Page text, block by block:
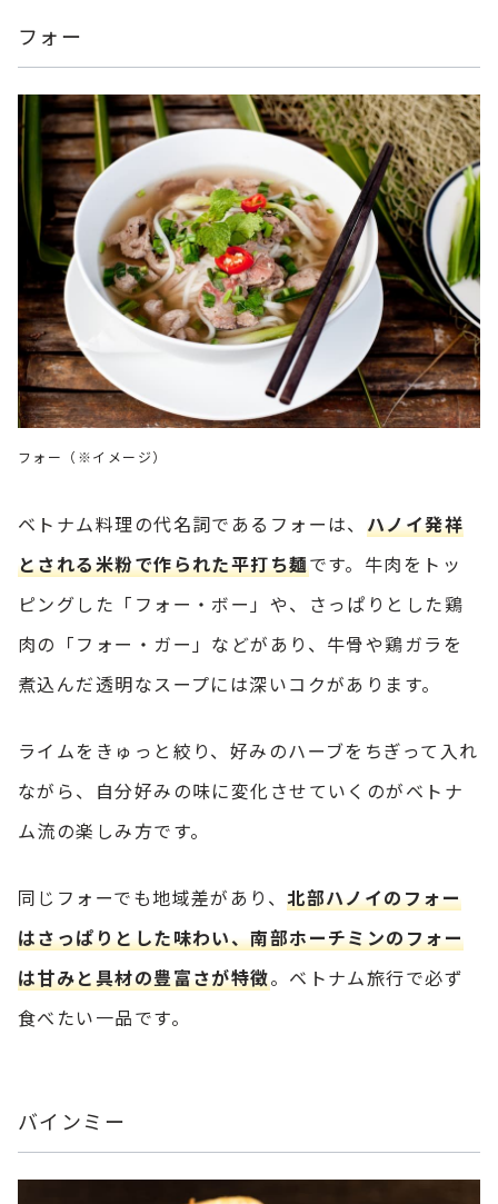
フォー
フォー（※イメージ）
ベトナム料理の代名詞であるフォーは、 ハノイ発祥
とされる米粉で作られた平打ち麺です。牛肉をトッ
ピングした「フォー・ボー」や、さっぱりとした鶏
肉の「フォー・ガー」などがあり、牛骨や鶏ガラを
煮込んだ透明なスープには深いコクがあります。
ライムをきゅっと絞り、好みのハーブをちぎって入れ
ながら、自分好みの味に変化させていくのがベトナ
ム流の楽しみ方です。
同じフォーでも地域差があり、北部ハノイのフォー
はさっぱりとした味わい、南部ホーチミンのフォー
は甘みと具材の豊富さが特徴。ベトナム旅行で必ず
食べたい一品です。
バインミー